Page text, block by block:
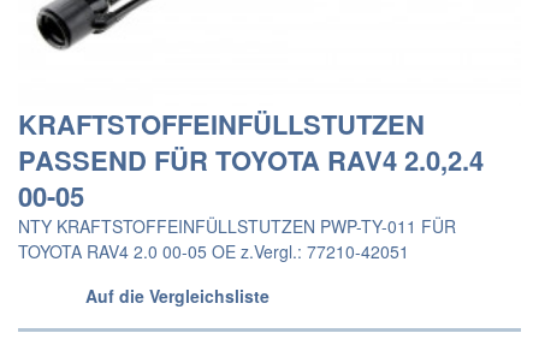
KRAFTSTOFFEINFÜLLSTUTZEN
PASSEND FÜR TOYOTA RAV4 2.0,2.4
00-05
NTY KRAFTSTOFFEINFÜLLSTUTZEN PWP-TY-011 FÜR
TOYOTA RAV4 2.0 00-05 OE z.Vergl.: 77210-42051
Auf die Vergleichsliste